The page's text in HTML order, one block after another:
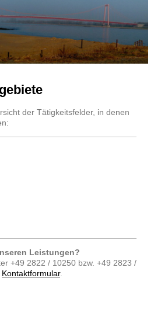
der Tätigkeitsfelder, in denen
Leistungen?
+49 2822 / 10250 bzw. +49 2823 /
Kontaktformular.